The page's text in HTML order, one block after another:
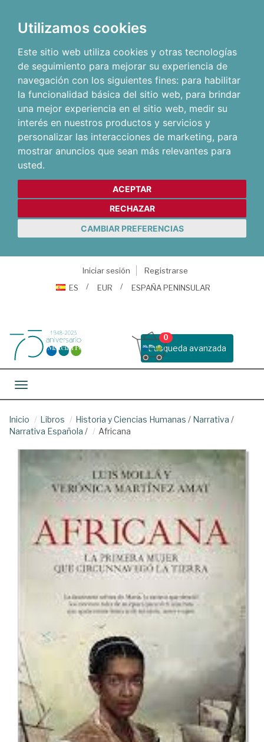
Utilizamos cookies
Este sitio web utiliza cookies y otras tecnologías
de seguimiento para mejorar su experiencia de
navegación con los siguientes fines: para habilitar
la funcionalidad básica del sitio web, para brindar
una mejor experiencia en el sitio web, medir su
interés en nuestros productos y servicios y
personalizar las interacciones de marketing, para
mostrar anuncios que sean más relevantes para
usted.
ACEPTAR
RECHAZAR
CAMBIAR PREFERENCIAS
Iniciar sesión
Registrarse
ES
EUR ESPAÑA PENINSULAR
Busqueda avanzada
0
Toggle navigation
Inicio Libros Historia y Ciencias Humanas / Narrativa /
Narrativa Española / Africana